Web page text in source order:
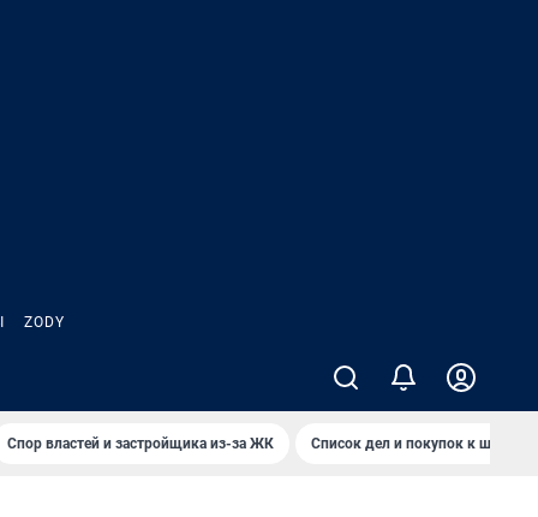
ZODY
Спор властей и застройщика из-за ЖК Список дел и покупок к школе